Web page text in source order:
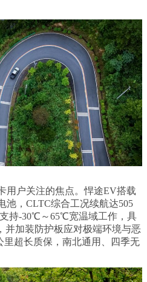
户关注的焦点。悍途EV搭载
池，CLTC综合工况续航达505
持-30℃～65℃宽温域工作，具
并加装防护板应对极端环境与恶
里超长质保，南北通用、四季无